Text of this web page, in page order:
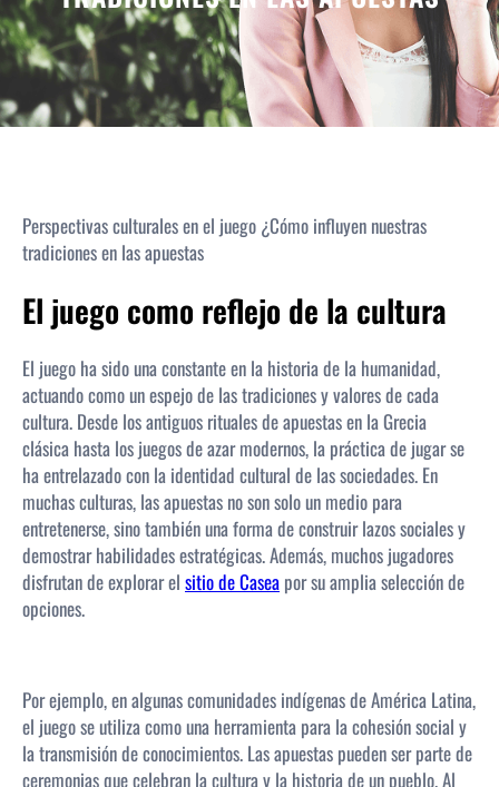
Perspectivas culturales en el juego ¿Cómo influyen nuestras
tradiciones en las apuestas
El juego como reflejo de la cultura
El juego ha sido una constante en la historia de la humanidad,
actuando como un espejo de las tradiciones y valores de cada
cultura. Desde los antiguos rituales de apuestas en la Grecia
clásica hasta los juegos de azar modernos, la práctica de jugar se
ha entrelazado con la identidad cultural de las sociedades. En
muchas culturas, las apuestas no son solo un medio para
entretenerse, sino también una forma de construir lazos sociales y
demostrar habilidades estratégicas. Además, muchos jugadores
disfrutan de explorar el sitio de Casea por su amplia selección de
opciones.
Por ejemplo, en algunas comunidades indígenas de América Latina,
el juego se utiliza como una herramienta para la cohesión social y
la transmisión de conocimientos. Las apuestas pueden ser parte de
ceremonias que celebran la cultura y la historia de un pueblo. Al